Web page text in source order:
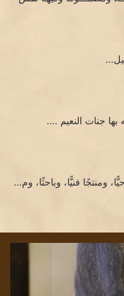
جنات النعيم ....
ومنتجًا فنيًّا، وباحثًا، وم...